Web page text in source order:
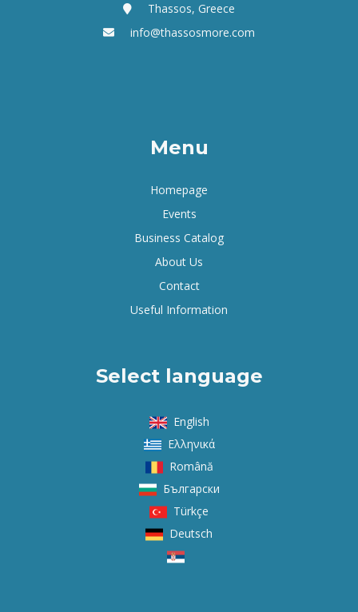
Thassos, Greece
info@thassosmore.com
Menu
Homepage
Events
Business Catalog
About Us
Contact
Useful Information
Select language
English
Ελληνικά
Română
Български
Türkçe
Deutsch